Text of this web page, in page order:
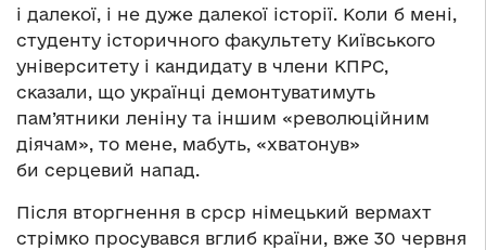
і далекої, і не дуже далекої історії. Коли б мені,
студенту історичного факультету Київського
університету і кандидату в члени КПРС,
сказали, що українці демонтуватимуть
пам’ятники леніну та іншим «революційним
діячам», то мене, мабуть, «хватонув»
би серцевий напад.
Після вторгнення в срср німецький вермахт
стрімко просувався вглиб країни, вже 30 червня